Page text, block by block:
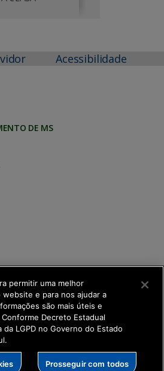
Acessibilidade
DE MS
Executiva de Transformação
permitir uma melhor
e para nos ajudar a
são mais úteis e
Decreto Estadual
LGPD no Governo do Estado
Prosseguir com todos